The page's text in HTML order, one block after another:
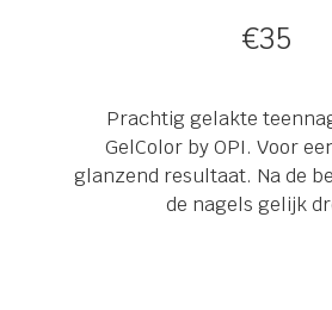
€35
Prachtig gelakte
GelColor by OPI. Voor
glanzend resultaat. Na de
de nagels gelijk